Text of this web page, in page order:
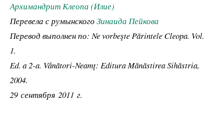
Архимандрит Клеопа (Илие)
Перевела с румынского Зинаида Пейкова
Перевод выполнен по: Ne vorbeşte Părintele Cleopa. Vol.
1.
Ed. a 2-a. Vânători-Neamţ: Editura Mănăstirea Sihăstria,
2004.
29 сентября 2011 г.